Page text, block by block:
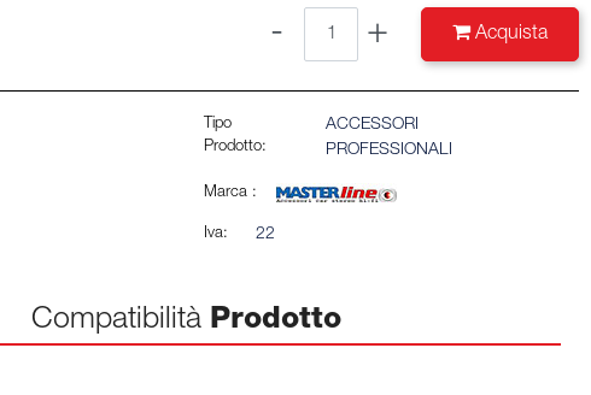
Acquista
Tipo
Prodotto:
ACCESSORI
PROFESSIONALI
Marca :
Iva: 22
Compatibilità Prodotto